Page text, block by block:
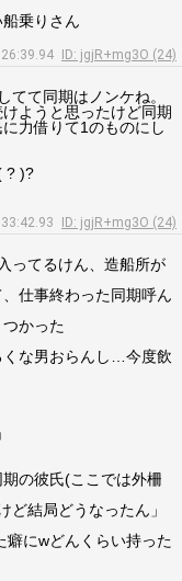
乗りさん
ID: jgjR+mg3O (24)
て同期はノンケね。
ようと思ったけど同期
力借りて1のものにし
? )?
ID: jgjR+mg3O (24)
ってるけん、造船所が
仕事終わった同期呼ん
かった
くな男おらんし…今度飲
の彼氏(ここでは外柵
ど結局どうなったん」
癖にwどんくらい持った